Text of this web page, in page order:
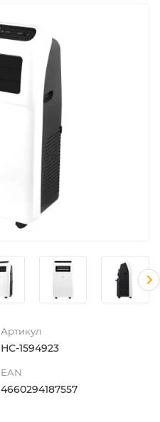
Артикул
НС-1594923
EAN
4660294187557